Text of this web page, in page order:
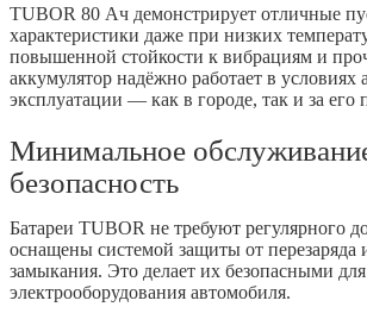
TUBOR 80 Ач демонстрирует отличные
характеристики даже при низких
повышенной стойкости к вибрациям и
аккумулятор надёжно работает в условиях
эксплуатации — как в городе, так и за его
Минимальное
безопасность
Батареи TUBOR не требуют регулярного
оснащены системой защиты от перезаряда
замыкания. Это делает их безопасными для
электрооборудования автомобиля.